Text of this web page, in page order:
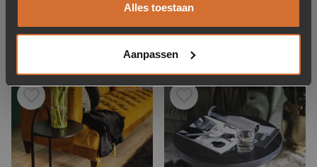
Alles toestaan
Aanpassen
Gerelateerde producten
Toevoegen aan verlanglijstje
Verwijderen van verlanglijst Toevoegen aan
Verwijderen van verlanglijst